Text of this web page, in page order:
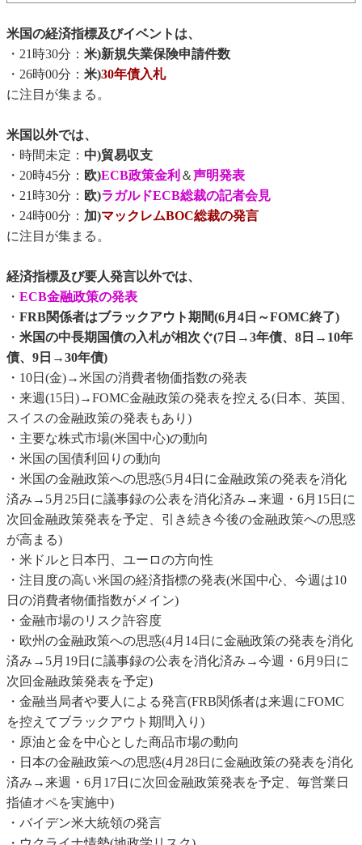
米国の経済指標及びイベントは、
・21時30分： 米)新規失業保険申請件数
・26時00分： 米)30年債入札
に注目が集まる。
米国以外では、
・時間未定： 中)貿易収支
・20時45分： 欧)ECB政策金利 ＆声明発表
・21時30分： 欧)ラガルドECB総裁の記者会見
・24時00分： 加)マックレムBOC総裁の発言
に注目が集まる。
経済指標及び要人発言以外では、
・ ECB金融政策の発表
・ FRB関係者はブラックアウト期間(6月4日～FOMC終了)
・ 米国の中長期国債の入札が相次ぐ(7日→3年債、8日→10年
債、9日→30年債)
・10日(金)→米国の消費者物価指数の発表
・来週(15日)→FOMC金融政策の発表を控える(日本、英国、
スイスの金融政策の発表もあり)
・主要な株式市場(米国中心)の動向
・米国の国債利回りの動向
・米国の金融政策への思惑(5月4日に金融政策の発表を消化
済み→5月25日に議事録の公表を消化済み→来週・6月15日に
次回金融政策発表を予定、引き続き今後の金融政策への思惑
が高まる)
・米ドルと日本円、ユーロの方向性
・注目度の高い米国の経済指標の発表(米国中心、今週は10
日の消費者物価指数がメイン)
・金融市場のリスク許容度
・欧州の金融政策への思惑(4月14日に金融政策の発表を消化
済み→5月19日に議事録の公表を消化済み→今週・6月9日に
次回金融政策発表を予定)
・金融当局者や要人による発言(FRB関係者は来週にFOMC
を控えてブラックアウト期間入り)
・原油と金を中心とした商品市場の動向
・日本の金融政策への思惑(4月28日に金融政策の発表を消化
済み→来週・6月17日に次回金融政策発表を予定、毎営業日
指値オペを実施中)
・バイデン米大統領の発言